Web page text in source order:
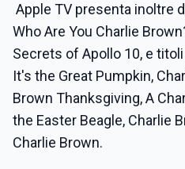
Apple TV presenta inoltre
Who Are You Charlie
Secrets of Apollo 10, e
It's the Great Pumpkin,
Brown Thanksgiving, A
the Easter Beagle, Charlie
Charlie Brown.